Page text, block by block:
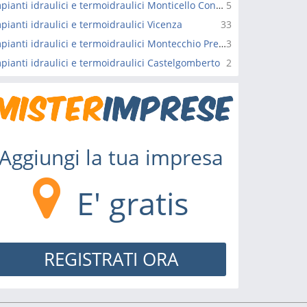
5
Impianti idraulici e termoidraulici Monticello Conte Otto
33
idraulici e termoidraulici Vicenza
3
Impianti idraulici e termoidraulici Montecchio Precalcino
2
idraulici e termoidraulici Castelgomberto
la tua impresa
E' gratis
REGISTRATI ORA